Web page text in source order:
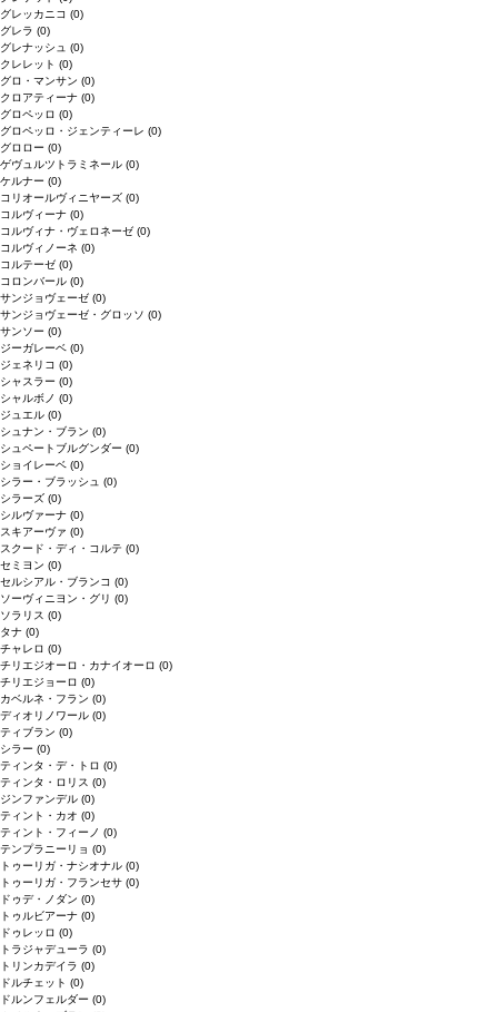
グレッカニコ (0)
グレラ (0)
グレナッシュ (0)
クレレット (0)
グロ・マンサン (0)
クロアティーナ (0)
グロペッロ (0)
グロペッロ・ジェンティーレ (0)
グロロー (0)
ゲヴュルツトラミネール (0)
ケルナー (0)
コリオールヴィニヤーズ (0)
コルヴィーナ (0)
コルヴィナ・ヴェロネーゼ (0)
コルヴィノーネ (0)
コルテーゼ (0)
コロンバール (0)
サンジョヴェーゼ (0)
サンジョヴェーゼ・グロッソ (0)
サンソー (0)
ジーガレーベ (0)
ジェネリコ (0)
シャスラー (0)
シャルボノ (0)
ジュエル (0)
シュナン・ブラン (0)
シュペートブルグンダー (0)
ショイレーベ (0)
シラー・ブラッシュ (0)
シラーズ (0)
シルヴァーナ (0)
スキアーヴァ (0)
スクード・ディ・コルテ (0)
セミヨン (0)
セルシアル・ブランコ (0)
ソーヴィニヨン・グリ (0)
ソラリス (0)
タナ (0)
チャレロ (0)
チリエジオーロ・カナイオーロ (0)
チリエジョーロ (0)
カベルネ・フラン (0)
ディオリノワール (0)
ティブラン (0)
シラー (0)
ティンタ・デ・トロ (0)
ティンタ・ロリス (0)
ジンファンデル (0)
ティント・カオ (0)
ティント・フィーノ (0)
テンプラニーリョ (0)
トゥーリガ・ナシオナル (0)
トゥーリガ・フランセサ (0)
ドゥデ・ノダン (0)
トゥルビアーナ (0)
ドゥレッロ (0)
トラジャデューラ (0)
トリンカデイラ (0)
ドルチェット (0)
ドルンフェルダー (0)